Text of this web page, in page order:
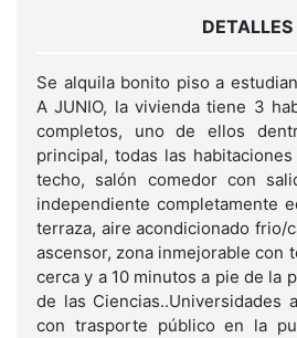
DETALLES
Se alquila bonito piso a
A JUNIO, la vivienda tiene 3
completos, uno de ellos
principal, todas las
techo, salón comedor con
independiente completamente
terraza, aire acondicionado frio/
ascensor, zona inmejorable con
cerca y a 10 minutos a pie de la
de las Ciencias..Universidades
con trasporte público en la